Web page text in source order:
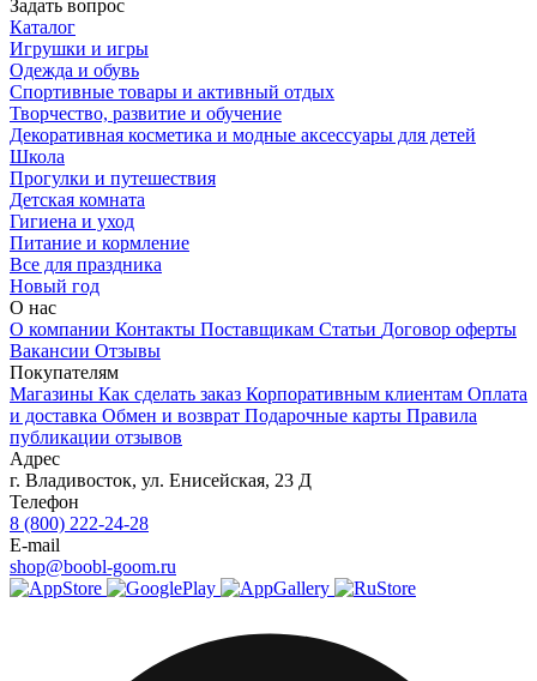
Задать вопрос
Каталог
Игрушки и игры
Одежда и обувь
Спортивные товары и активный отдых
Творчество, развитие и обучение
Декоративная косметика и модные аксессуары для детей
Школа
Прогулки и путешествия
Детская комната
Гигиена и уход
Питание и кормление
Все для праздника
Новый год
О нас
О компании Контакты Поставщикам Статьи Договор оферты
Вакансии Отзывы
Покупателям
Магазины Как сделать заказ Корпоративным клиентам Оплата
и доставка Обмен и возврат Подарочные карты Правила
публикации отзывов
Адрес
г. Владивосток, ул. Енисейская, 23 Д
Телефон
8 (800) 222-24-28
E-mail
shop@boobl-goom.ru